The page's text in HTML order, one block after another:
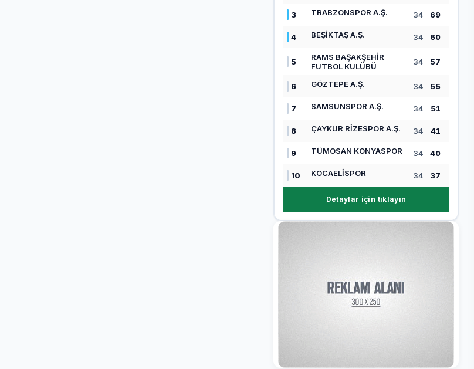
3 TRABZONSPOR A.Ş. 34 69
4 BEŞİKTAŞ A.Ş. 34 60
5
RAMS BAŞAKŞEHİR
FUTBOL KULÜBÜ
34 57
6 GÖZTEPE A.Ş. 34 55
7 SAMSUNSPOR A.Ş. 34 51
8 ÇAYKUR RİZESPOR A.Ş. 34 41
9 TÜMOSAN KONYASPOR 34 40
10 KOCAELİSPOR 34 37
Detaylar için tıklayın